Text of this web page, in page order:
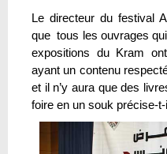
Le directeur du festival
que tous les ouvrages
expositions du Kram
ayant un contenu
et il n’y aura que des
foire en un souk précise-t-